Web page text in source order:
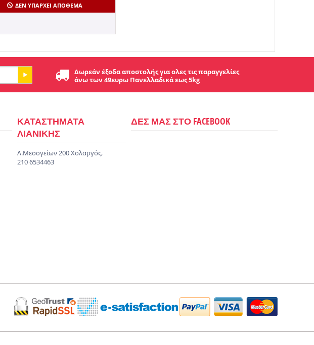
ΔΕΝ ΥΠΆΡΧΕΙ ΑΠΌΘΕΜΑ
Δωρεάν έξοδα αποστολής για ολες τις παραγγελίες
άνω των 49ευρω Πανελλαδικά εως 5kg
ΚΑΤΑΣΤΗΜΑΤΑ
ΛΙΑΝΙΚΗΣ
Λ.Μεσογείων 200 Χολαργός,
210 6534463
ΔΕΣ ΜΑΣ ΣΤΟ FACEBOOK